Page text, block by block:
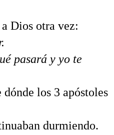
Dios otra vez:
pasará y yo te
dónde los 3 apóstoles
durmiendo.